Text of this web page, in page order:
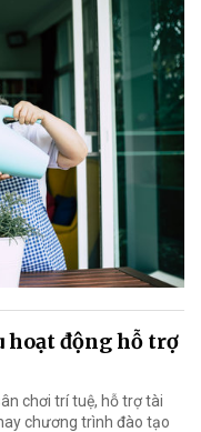
hoạt động hỗ trợ
chơi trí tuệ, hỗ trợ tài
chương trình đào tạo